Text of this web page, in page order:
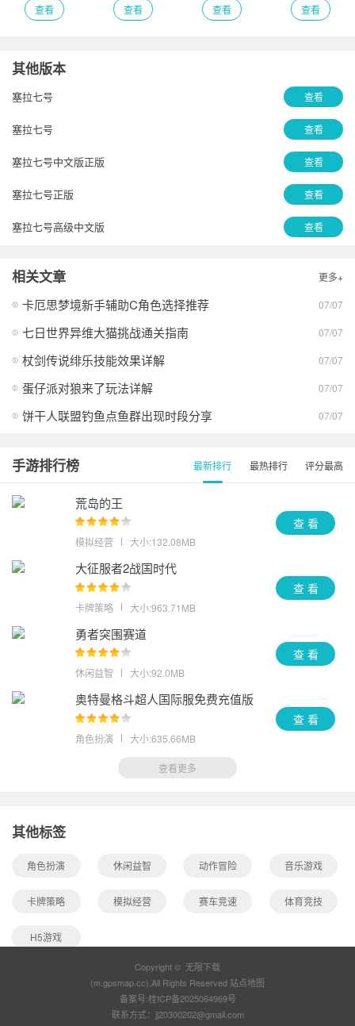
查看
查看 查看 查看
其他版本
塞拉七号 查看
塞拉七号 查看
塞拉七号中文版正版 查看
塞拉七号正版 查看
塞拉七号高级中文版 查看
相关文章 更多+
卡厄思梦境新手辅助C角色选择推荐 07/07
七日世界异维大猫挑战通关指南 07/07
杖剑传说绯乐技能效果详解 07/07
蛋仔派对狼来了玩法详解 07/07
饼干人联盟钓鱼点鱼群出现时段分享 07/07
手游排行榜 最新排行 最热排行 评分最高
荒岛的王
模拟经营 大小:132.08MB
查 看
大征服者2战国时代
卡牌策略 大小:963.71MB
查 看
勇者突围赛道
休闲益智 大小:92.0MB
查 看
奥特曼格斗超人国际服免费充值版
角色扮演 大小:635.66MB
查 看
查看更多
其他标签
角色扮演 休闲益智 动作冒险 音乐游戏
卡牌策略 模拟经营 赛车竞速 体育竞技
H5游戏
Copyright © 无限下载
(m.gpsmap.cc).All Rights Reserved 站点地图
备案号:桂ICP备2025064969号
联系方式：jj20300202@gmail.com